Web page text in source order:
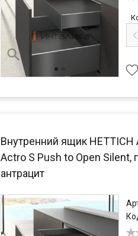
Внутренний ящик
Actro S Push to Open
антрацит